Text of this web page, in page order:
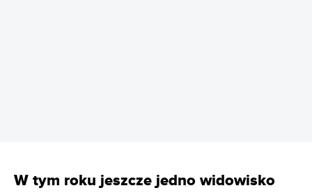
W tym roku jeszcze jedno widowisko